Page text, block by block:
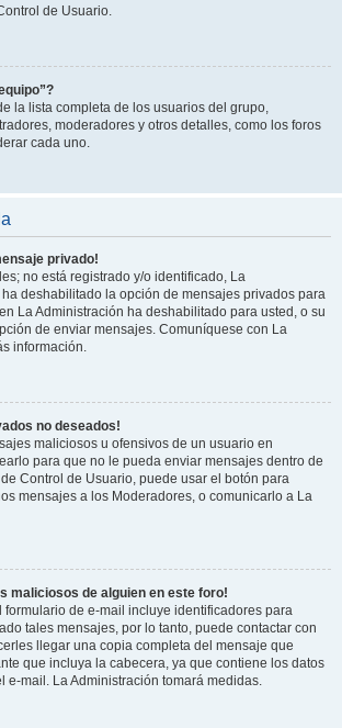
de Usuario.
la lista completa de los usuarios del grupo,
moderadores y otros detalles, como los foros
cada uno.
privado!
no está registrado y/o identificado, La
deshabilitado la opción de mensajes privados para
La Administración ha deshabilitado para usted, o su
de enviar mensajes. Comuníquese con La
información.
no deseados!
maliciosos u ofensivos de un usuario en
para que no le pueda enviar mensajes dentro de
Control de Usuario, puede usar el botón para
mensajes a los Moderadores, o comunicarlo a La
maliciosos de alguien en este foro!
formulario de e-mail incluye identificadores para
tales mensajes, por lo tanto, puede contactar con
llegar una copia completa del mensaje que
que incluya la cabecera, ya que contiene los datos
e-mail. La Administración tomará medidas.